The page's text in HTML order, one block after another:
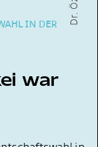
IN DER
war